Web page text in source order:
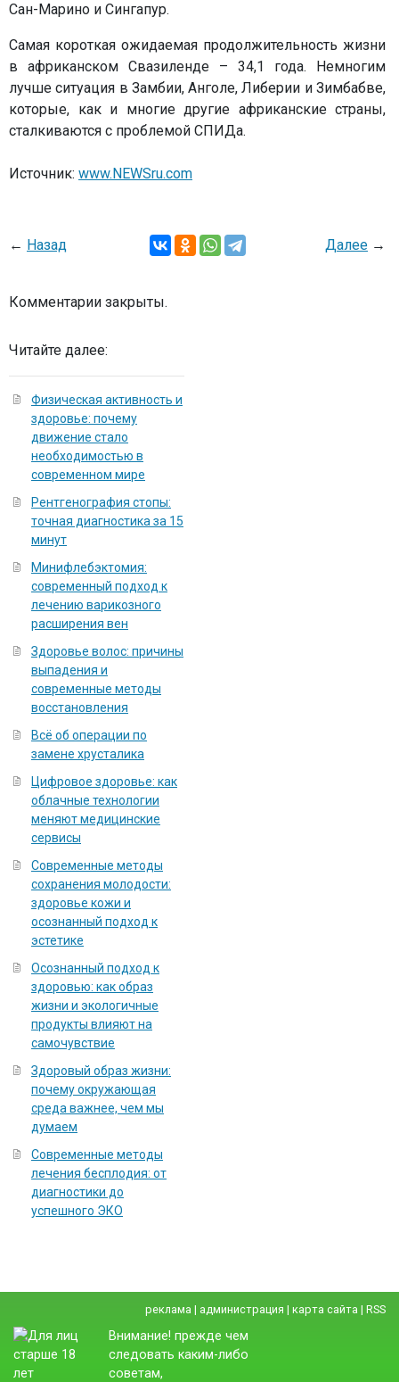
Сан-Марино и Сингапур.
Самая короткая ожидаемая продолжительность жизни
в африканском Свазиленде – 34,1 года. Немногим
лучше ситуация в Замбии, Анголе, Либерии и Зимбабве,
которые, как и многие другие африканские страны,
сталкиваются с проблемой СПИДа.
Источник: www.NEWSru.com
← Назад Далее →
Комментарии закрыты.
Читайте далее:
Физическая активность и
здоровье: почему
движение стало
необходимостью в
современном мире
Рентгенография стопы:
точная диагностика за 15
минут
Минифлебэктомия:
современный подход к
лечению варикозного
расширения вен
Здоровье волос: причины
выпадения и
современные методы
восстановления
Всё об операции по
замене хрусталика
Цифровое здоровье: как
облачные технологии
меняют медицинские
сервисы
Современные методы
сохранения молодости:
здоровье кожи и
осознанный подход к
эстетике
Осознанный подход к
здоровью: как образ
жизни и экологичные
продукты влияют на
самочувствие
Здоровый образ жизни:
почему окружающая
среда важнее, чем мы
думаем
Современные методы
лечения бесплодия: от
диагностики до
успешного ЭКО
реклама | администрация | карта сайта | RSS
Внимание! прежде чем
следовать каким-либо
советам,